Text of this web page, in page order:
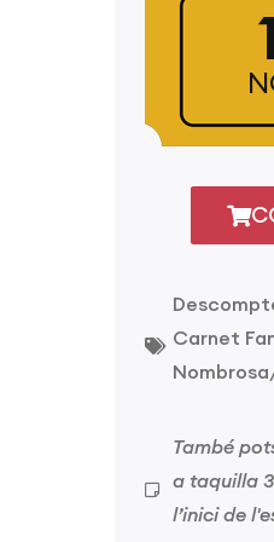
Carnet
També
a taquilla
l’inici de